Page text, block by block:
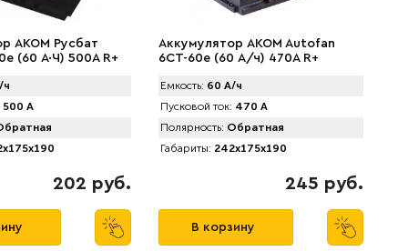
AКОМ Русбат
(60 А·Ч) 500A R+
500 А
202 руб.
Аккумулятор AKOM Autofan
6СТ-60e (60 А/ч) 470А R+
Емкость: 60 А/ч
Пусковой ток: 470 А
Полярность: Обратная
Габариты: 242x175x190
245 руб.
В корзину